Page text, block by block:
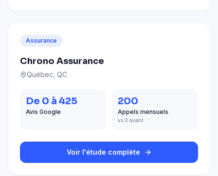
Assurance
Chrono Assurance
Québec, QC
De 0 à 425
Avis Google
200
Appels mensuels
vs 0 avant
Voir l'étude complète